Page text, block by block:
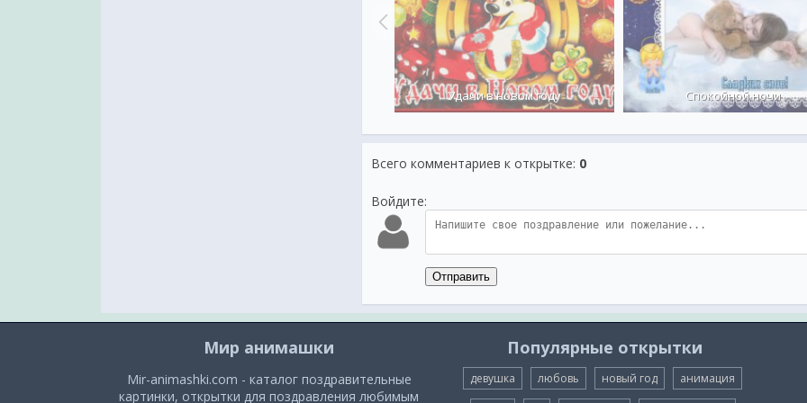
Удачи в новом году Спокойной ночи
Всего комментариев к открытке: 0
Войдите:
Отправить
Мир анимашки
Mir-animashki.com - каталог поздравительные
картинки, открытки для поздравления любимым
Популярные открытки
девушка любовь новый год анимация